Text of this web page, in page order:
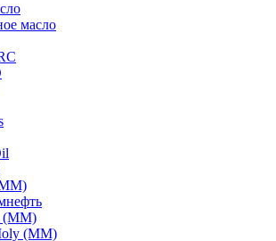
масло
(ММ)
(ММ)